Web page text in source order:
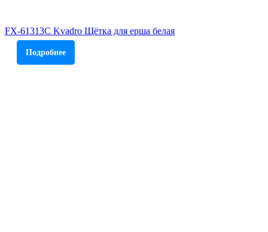
FX-61313C Kvadro Щётка для ерша белая
Подробнее